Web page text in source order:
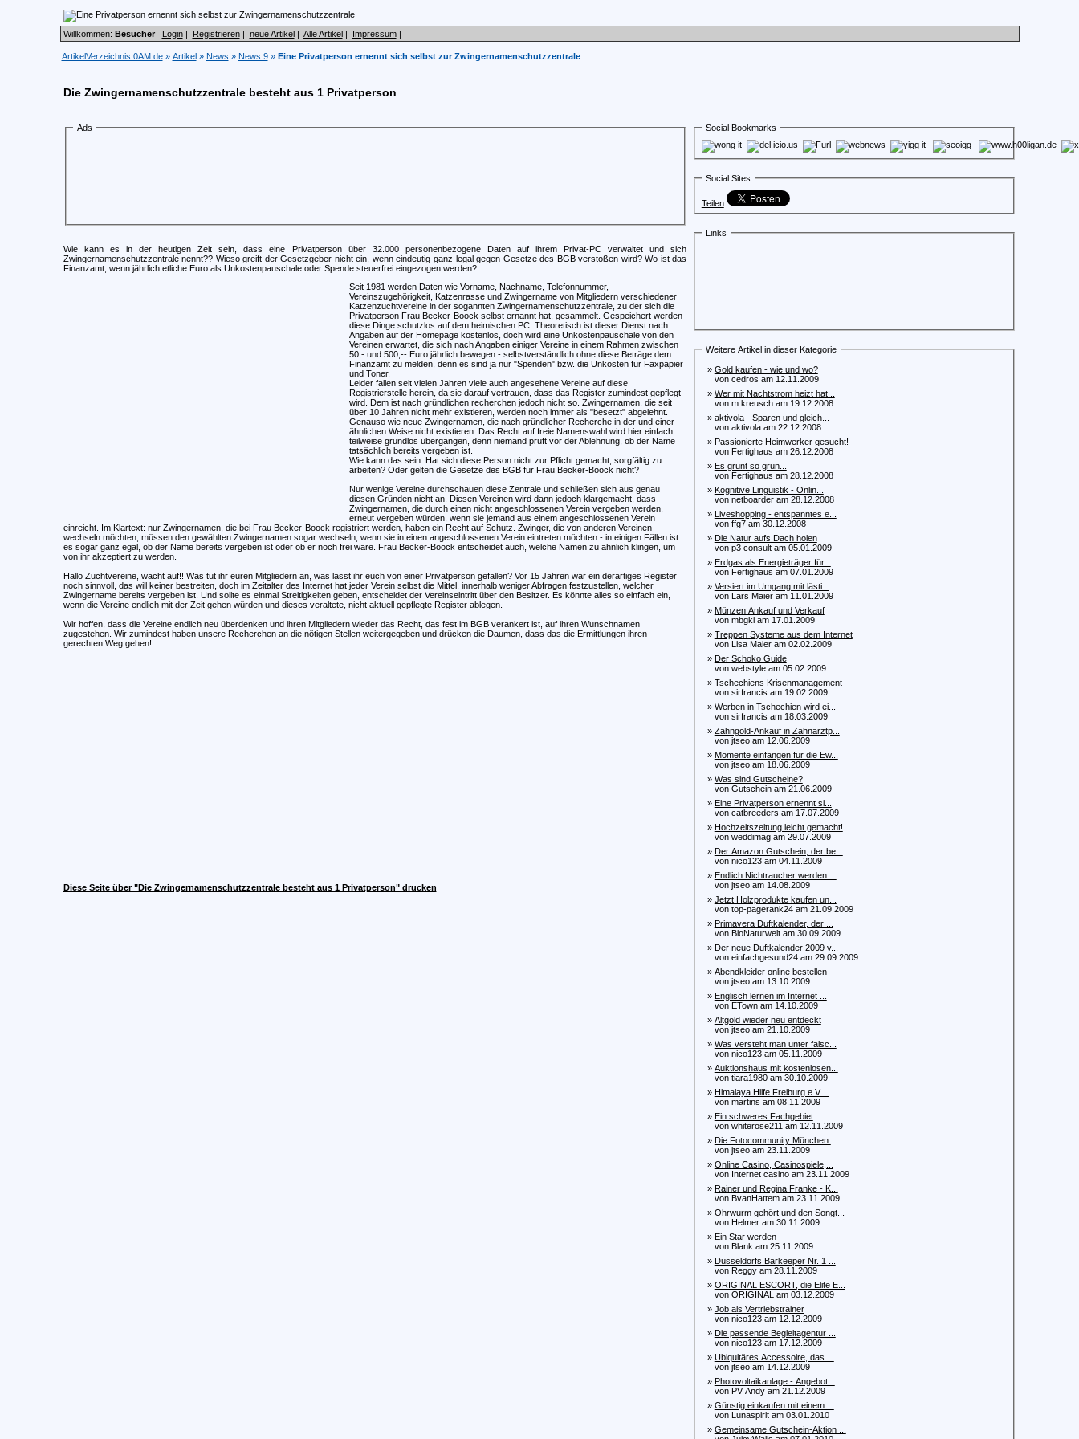
Willkommen: Besucher Login| Registrieren| neue Artikel| Alle Artikel| Impressum|
ArtikelVerzeichnis 0AM.de» Artikel» News » News 9» Eine Privatperson ernennt sich selbst zur Zwingernamenschutzzentrale
Die Zwingernamenschutzzentrale besteht aus 1 Privatperson
Ads
Wie kann es in der heutigen Zeit sein, dass eine Privatperson über 32.000 personenbezogene Daten auf ihrem Privat-PC verwaltet und sich
Zwingernamenschutzzentrale nennt?? Wieso greift der Gesetzgeber nicht ein, wenn eindeutig ganz legal gegen Gesetze des BGB verstoßen wird? Wo ist das
Finanzamt, wenn jährlich etliche Euro als Unkostenpauschale oder Spende steuerfrei eingezogen werden?
Seit 1981 werden Daten wie Vorname, Nachname, Telefonnummer,
Vereinszugehörigkeit, Katzenrasse und Zwingername von Mitgliedern verschiedener
Katzenzuchtvereine in der sogannten Zwingernamenschutzzentrale, zu der sich die
Privatperson Frau Becker-Boock selbst ernannt hat, gesammelt. Gespeichert werden
diese Dinge schutzlos auf dem heimischen PC. Theoretisch ist dieser Dienst nach
Angaben auf der Homepage kostenlos, doch wird eine Unkostenpauschale von den
Vereinen erwartet, die sich nach Angaben einiger Vereine in einem Rahmen zwischen
50,- und 500,-- Euro jährlich bewegen - selbstverständlich ohne diese Beträge dem
Finanzamt zu melden, denn es sind ja nur "Spenden" bzw. die Unkosten für Faxpapier
und Toner.
Leider fallen seit vielen Jahren viele auch angesehene Vereine auf diese
Registrierstelle herein, da sie darauf vertrauen, dass das Register zumindest gepflegt
wird. Dem ist nach gründlichen recherchen jedoch nicht so. Zwingernamen, die seit
über 10 Jahren nicht mehr existieren, werden noch immer als "besetzt" abgelehnt.
Genauso wie neue Zwingernamen, die nach gründlicher Recherche in der und einer
ähnlichen Weise nicht existieren. Das Recht auf freie Namenswahl wird hier einfach
teilweise grundlos übergangen, denn niemand prüft vor der Ablehnung, ob der Name
tatsächlich bereits vergeben ist.
Wie kann das sein. Hat sich diese Person nicht zur Pflicht gemacht, sorgfältig zu
arbeiten? Oder gelten die Gesetze des BGB für Frau Becker-Boock nicht?
Nur wenige Vereine durchschauen diese Zentrale und schließen sich aus genau
diesen Gründen nicht an. Diesen Vereinen wird dann jedoch klargemacht, dass
Zwingernamen, die durch einen nicht angeschlossenen Verein vergeben werden,
erneut vergeben würden, wenn sie jemand aus einem angeschlossenen Verein
einreicht. Im Klartext: nur Zwingernamen, die bei Frau Becker-Boock registriert werden, haben ein Recht auf Schutz. Zwinger, die von anderen Vereinen
wechseln möchten, müssen den gewählten Zwingernamen sogar wechseln, wenn sie in einen angeschlossenen Verein eintreten möchten - in einigen Fällen ist
es sogar ganz egal, ob der Name bereits vergeben ist oder ob er noch frei wäre. Frau Becker-Boock entscheidet auch, welche Namen zu ähnlich klingen, um
von ihr akzeptiert zu werden.
Hallo Zuchtvereine, wacht auf!! Was tut ihr euren Mitgliedern an, was lasst ihr euch von einer Privatperson gefallen? Vor 15 Jahren war ein derartiges Register
noch sinnvoll, das will keiner bestreiten, doch im Zeitalter des Internet hat jeder Verein selbst die Mittel, innerhalb weniger Abfragen festzustellen, welcher
Zwingername bereits vergeben ist. Und sollte es einmal Streitigkeiten geben, entscheidet der Vereinseintritt über den Besitzer. Es könnte alles so einfach ein,
wenn die Vereine endlich mit der Zeit gehen würden und dieses veraltete, nicht aktuell gepflegte Register ablegen.
Wir hoffen, dass die Vereine endlich neu überdenken und ihren Mitgliedern wieder das Recht, das fest im BGB verankert ist, auf ihren Wunschnamen
zugestehen. Wir zumindest haben unsere Recherchen an die nötigen Stellen weitergegeben und drücken die Daumen, dass das die Ermittlungen ihren
gerechten Weg gehen!
Diese Seite über "Die Zwingernamenschutzzentrale besteht aus 1 Privatperson" drucken
Social Bookmarks
Social Sites
Teilen
Links
Weitere Artikel in dieser Kategorie
» Gold kaufen - wie und wo?
von cedros am 12.11.2009
» Wer mit Nachtstrom heizt hat...
von m.kreusch am 19.12.2008
» aktivola - Sparen und gleich...
von aktivola am 22.12.2008
» Passionierte Heimwerker gesucht!
von Fertighaus am 26.12.2008
» Es grünt so grün...
von Fertighaus am 28.12.2008
» Kognitive Linguistik - Onlin...
von netboarder am 28.12.2008
» Liveshopping - entspanntes e...
von ffg7 am 30.12.2008
» Die Natur aufs Dach holen
von p3 consult am 05.01.2009
» Erdgas als Energieträger für...
von Fertighaus am 07.01.2009
» Versiert im Umgang mit lästi...
von Lars Maier am 11.01.2009
» Münzen Ankauf und Verkauf
von mbgki am 17.01.2009
» Treppen Systeme aus dem Internet
von Lisa Maier am 02.02.2009
» Der Schoko Guide
von webstyle am 05.02.2009
» Tschechiens Krisenmanagement
von sirfrancis am 19.02.2009
» Werben in Tschechien wird ei...
von sirfrancis am 18.03.2009
» Zahngold-Ankauf in Zahnarztp...
von jtseo am 12.06.2009
» Momente einfangen für die Ew...
von jtseo am 18.06.2009
» Was sind Gutscheine?
von Gutschein am 21.06.2009
» Eine Privatperson ernennt si...
von catbreeders am 17.07.2009
» Hochzeitszeitung leicht gemacht!
von weddimag am 29.07.2009
» Der Amazon Gutschein, der be...
von nico123 am 04.11.2009
» Endlich Nichtraucher werden ...
von jtseo am 14.08.2009
» Jetzt Holzprodukte kaufen un...
von top-pagerank24 am 21.09.2009
» Primavera Duftkalender, der ...
von BioNaturwelt am 30.09.2009
» Der neue Duftkalender 2009 v...
von einfachgesund24 am 29.09.2009
» Abendkleider online bestellen
von jtseo am 13.10.2009
» Englisch lernen im Internet ...
von ETown am 14.10.2009
» Altgold wieder neu entdeckt
von jtseo am 21.10.2009
» Was versteht man unter falsc...
von nico123 am 05.11.2009
» Auktionshaus mit kostenlosen...
von tiara1980 am 30.10.2009
» Himalaya Hilfe Freiburg e.V....
von martins am 08.11.2009
» Ein schweres Fachgebiet
von whiterose211 am 12.11.2009
» Die Fotocommunity München
von jtseo am 23.11.2009
» Online Casino, Casinospiele,...
von Internet casino am 23.11.2009
» Rainer und Regina Franke - K...
von BvanHattem am 23.11.2009
» Ohrwurm gehört und den Songt...
von Helmer am 30.11.2009
» Ein Star werden
von Blank am 25.11.2009
» Düsseldorfs Barkeeper Nr. 1 ...
von Reggy am 28.11.2009
» ORIGINAL ESCORT, die Elite E...
von ORIGINAL am 03.12.2009
» Job als Vertriebstrainer
von nico123 am 12.12.2009
» Die passende Begleitagentur ...
von nico123 am 17.12.2009
» Ubiquitäres Accessoire, das ...
von jtseo am 14.12.2009
» Photovoltaikanlage - Angebot...
von PV Andy am 21.12.2009
» Günstig einkaufen mit einem ...
von Lunaspirit am 03.01.2010
» Gemeinsame Gutschein-Aktion ...